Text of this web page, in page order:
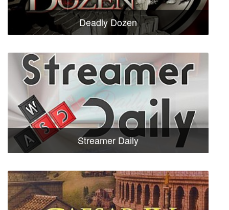
Deadly Dozen
Streamer Daily